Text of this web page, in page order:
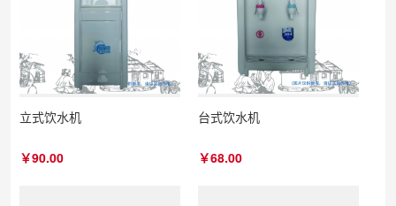
立式饮水机
￥90.00
台式饮水机
￥68.00